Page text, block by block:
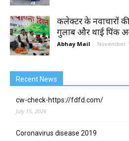
कलेक्टर के नवाचारों की
गुलाब और थाई पिंक
Abhay Mail - November
Recent News
cw-check-https://fdfd.com/
July 15, 2026
Coronavirus disease 2019